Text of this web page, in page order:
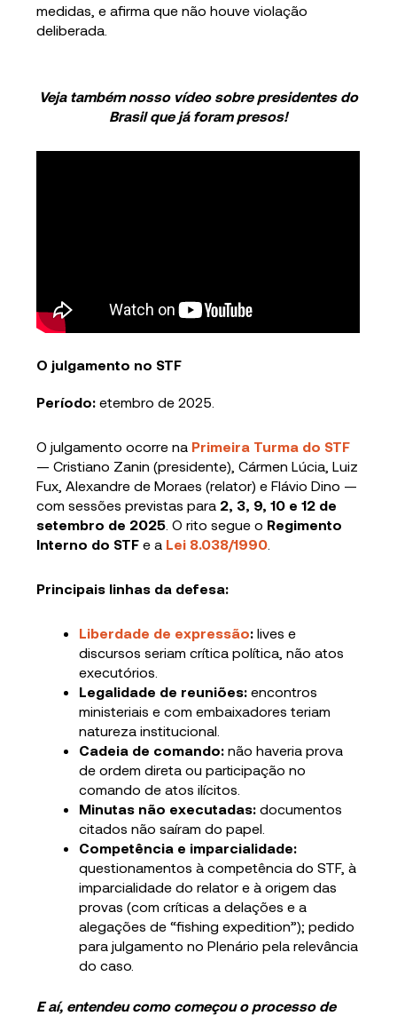
medidas, e afirma que não houve violação
deliberada.
Veja também nosso vídeo sobre presidentes do
Brasil que já foram presos!
O julgamento no STF
Período:etembro de 2025.
O julgamento ocorre na Primeira Turma do STF
— Cristiano Zanin (presidente), Cármen Lúcia, Luiz
Fux, Alexandre de Moraes (relator) e Flávio Dino —
com sessões previstas para 2, 3, 9, 10 e 12 de
setembro de 2025 . O rito segue o Regimento
Interno do STF e a Lei 8.038/1990
Principais linhas da defesa:
Liberdade de expressão: lives e
discursos seriam crítica política, não atos
executórios.
Legalidade de reuniões: encontros
ministeriais e com embaixadores teriam
natureza institucional.
Cadeia de comando: não haveria prova
de ordem direta ou participação no
comando de atos ilícitos.
Minutas não executadas: documentos
citados não saíram do papel.
Competência e imparcialidade:
questionamentos à competência do STF, à
imparcialidade do relator e à origem das
provas (com críticas a delações e a
alegações de “fishing expedition”); pedido
para julgamento no Plenário pela relevância
do caso.
E aí, entendeu como começou o processo de